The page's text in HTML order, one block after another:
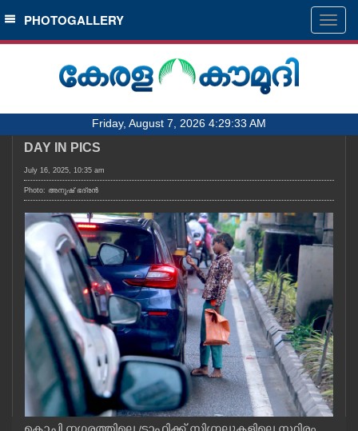
SECTIONS
HOME
NOTIFIED NEWS
KERALA
LOCAL
OBITUARY
NEWS 360
CASE DIARY
CINEMA
PHOTOGALLERY
Friday, August 7, 2026 4:29:33 AM
DAY IN PICS
July 16, 2025, 10:35 am
Photo: അനുഷ്‍ ഭദ്രൻ